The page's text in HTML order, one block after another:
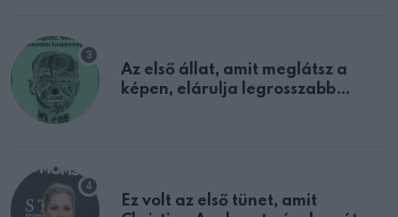
Az első állat, amit meglátsz a
képen, elárulja legrosszabb
Ez volt az első tünet, amit